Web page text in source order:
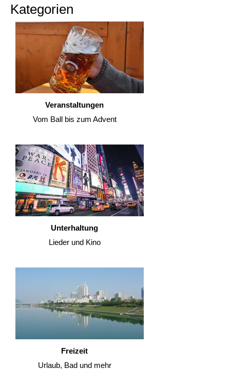
Kategorien
Veranstaltungen
Vom Ball bis zum Advent
Unterhaltung
Lieder und Kino
Freizeit
Urlaub, Bad und mehr